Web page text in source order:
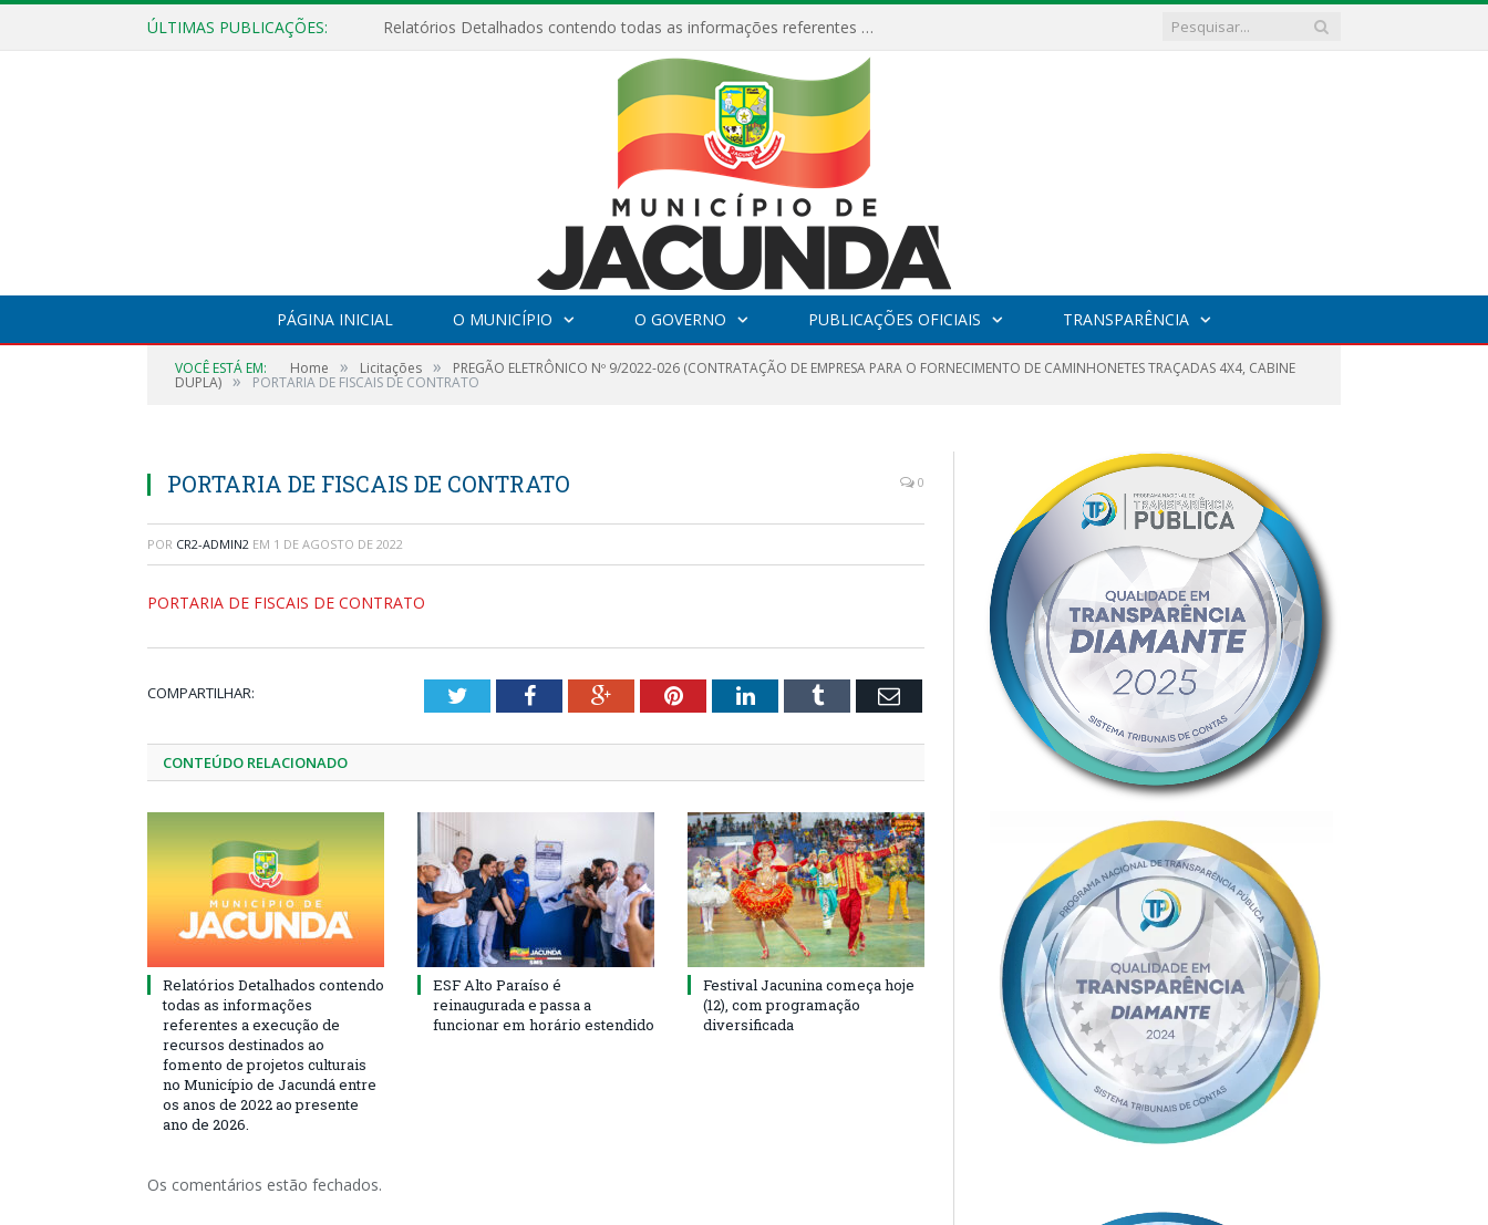
ÚLTIMAS PUBLICAÇÕES: Relatórios Detalhados contendo todas as informações referentes a execução de recursos destinados ao fomento de projetos culturais no Município de Jacundá entre os anos de 2022 ao presente ano de 2026.
PÁGINA INICIAL O MUNICÍPIO O GOVERNO PUBLICAÇÕES OFICIAIS TRANSPARÊNCIA
VOCÊ ESTÁ EM: Home » Licitações » PREGÃO ELETRÔNICO Nº 9/2022-026 (CONTRATAÇÃO DE EMPRESA PARA O FORNECIMENTO DE CAMINHONETES TRAÇADAS 4X4, CABINE
DUPLA) » PORTARIA DE FISCAIS DE CONTRATO
PORTARIA DE FISCAIS DE CONTRATO 0
POR CR2-ADMIN2 EM 1 DE AGOSTO DE 2022
PORTARIA DE FISCAIS DE CONTRATO
COMPARTILHAR: TwitterFacebookGoogle+PinterestLinkedInTumblr Email
CONTEÚDO RELACIONADO
Relatórios Detalhados contendo
todas as informações
referentes a execução de
recursos destinados ao
fomento de projetos culturais
no Município de Jacundá entre
os anos de 2022 ao presente
ano de 2026.
ESF Alto Paraíso é
reinaugurada e passa a
funcionar em horário estendido
Festival Jacunina começa hoje
(12), com programação
diversificada
Os comentários estão fechados.